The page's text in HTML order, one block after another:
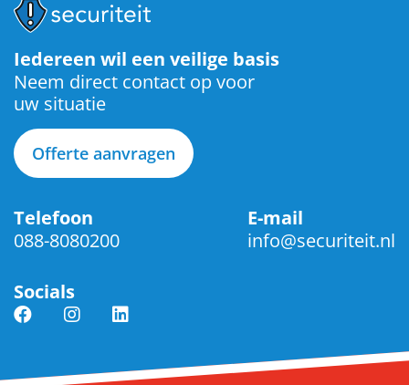
Iedereen wil een veilige basis
Neem direct contact op voor
uw situatie
Offerte aanvragen
Telefoon
088-8080200
E-mail
info@securiteit.nl
Socials